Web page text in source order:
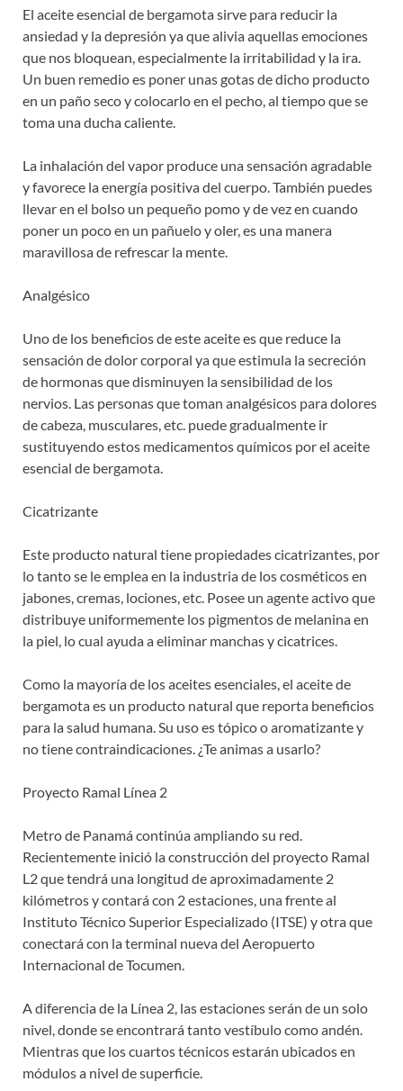
El aceite esencial de bergamota sirve para reducir la
ansiedad y la depresión ya que alivia aquellas emociones
que nos bloquean, especialmente la irritabilidad y la ira.
Un buen remedio es poner unas gotas de dicho producto
en un paño seco y colocarlo en el pecho, al tiempo que se
toma una ducha caliente.
La inhalación del vapor produce una sensación agradable
y favorece la energía positiva del cuerpo. También puedes
llevar en el bolso un pequeño pomo y de vez en cuando
poner un poco en un pañuelo y oler, es una manera
maravillosa de refrescar la mente.
Analgésico
Uno de los beneficios de este aceite es que reduce la
sensación de dolor corporal ya que estimula la secreción
de hormonas que disminuyen la sensibilidad de los
nervios. Las personas que toman analgésicos para dolores
de cabeza, musculares, etc. puede gradualmente ir
sustituyendo estos medicamentos químicos por el aceite
esencial de bergamota.
Cicatrizante
Este producto natural tiene propiedades cicatrizantes, por
lo tanto se le emplea en la industria de los cosméticos en
jabones, cremas, lociones, etc. Posee un agente activo que
distribuye uniformemente los pigmentos de melanina en
la piel, lo cual ayuda a eliminar manchas y cicatrices.
Como la mayoría de los aceites esenciales, el aceite de
bergamota es un producto natural que reporta beneficios
para la salud humana. Su uso es tópico o aromatizante y
no tiene contraindicaciones. ¿Te animas a usarlo?
Proyecto Ramal Línea 2
Metro de Panamá continúa ampliando su red.
Recientemente inició la construcción del proyecto Ramal
L2 que tendrá una longitud de aproximadamente 2
kilómetros y contará con 2 estaciones, una frente al
Instituto Técnico Superior Especializado (ITSE) y otra que
conectará con la terminal nueva del Aeropuerto
Internacional de Tocumen.
A diferencia de la Línea 2, las estaciones serán de un solo
nivel, donde se encontrará tanto vestíbulo como andén.
Mientras que los cuartos técnicos estarán ubicados en
módulos a nivel de superficie.